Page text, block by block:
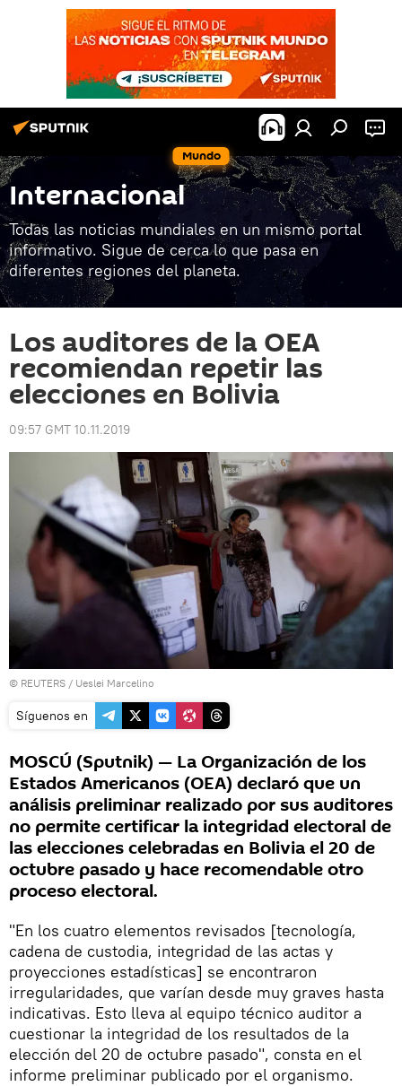
Mundo
Internacional
Todas las noticias mundiales en un mismo portal
informativo. Sigue de cerca lo que pasa en
diferentes regiones del planeta.
Los auditores de la OEA
recomiendan repetir las
elecciones en Bolivia
09:57 GMT 10.11.2019
© REUTERS / Ueslei Marcelino
Síguenos en
MOSCÚ (Sputnik) — La Organización de los
Estados Americanos (OEA) declaró que un
análisis preliminar realizado por sus auditores
no permite certificar la integridad electoral de
las elecciones celebradas en Bolivia el 20 de
octubre pasado y hace recomendable otro
proceso electoral.
"En los cuatro elementos revisados [tecnología,
cadena de custodia, integridad de las actas y
proyecciones estadísticas] se encontraron
irregularidades, que varían desde muy graves hasta
indicativas. Esto lleva al equipo técnico auditor a
cuestionar la integridad de los resultados de la
elección del 20 de octubre pasado", consta en el
informe preliminar publicado por el organismo.